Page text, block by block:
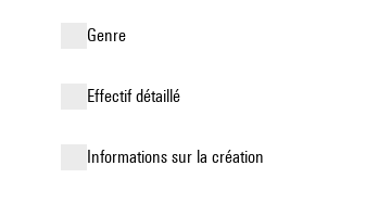
genre
effectif détaillé
informations sur la création